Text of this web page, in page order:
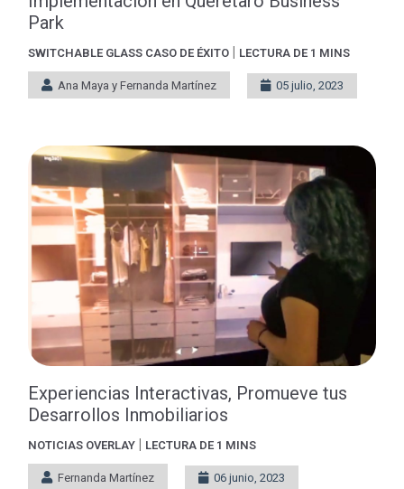
Park
SWITCHABLE GLASS CASO DE ÉXITO | LECTURA DE 1 MINS
Ana Maya y Fernanda Martínez 05 julio, 2023
Experiencias Interactivas, Promueve tus
Desarrollos Inmobiliarios
NOTICIAS OVERLAY | LECTURA DE 1 MINS
Fernanda Martínez 06 junio, 2023